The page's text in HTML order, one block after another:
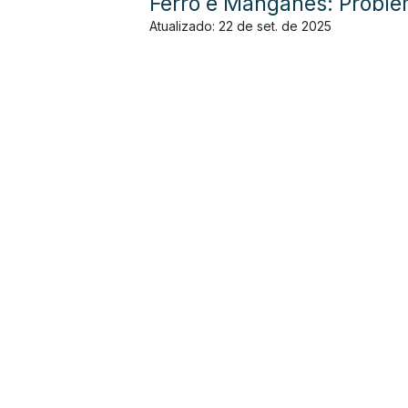
Atualizado: 22 de set. de 2025